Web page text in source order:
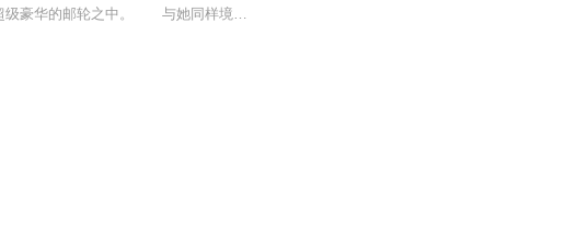
一名普通穷碧女大学生‘韩雪’，当她从睡梦中醒来，惊奇的发现自己置身于一艘超级豪华的邮轮之中。 与她同样境遇的，还有另外11人。12个素未谋面的陌生人，将在此地展开一场生死角逐的游戏！ 这是一个充满欺诈与谎言的游戏，参与者必须随时保持着清...